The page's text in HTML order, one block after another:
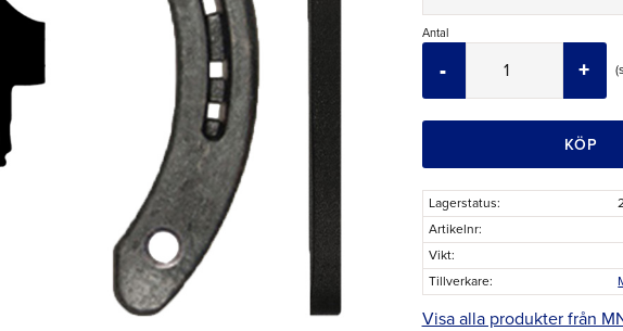
Antal
+
-
KÖP
Lagerstatus
Artikelnr
Vikt
Tillverkare
Visa alla produkter från